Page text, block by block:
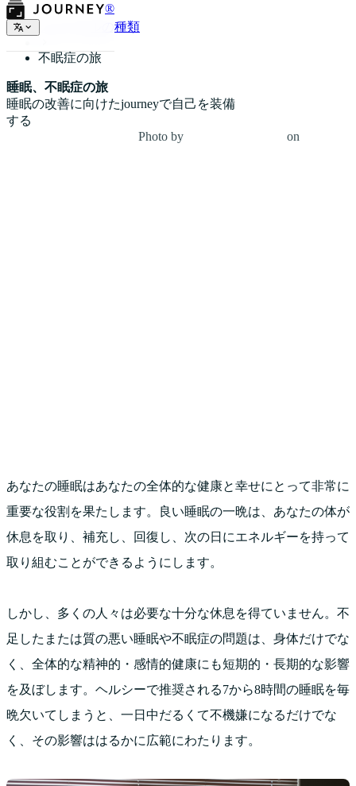
®
ジャーナルの種類
不眠症の旅
睡眠、不眠症の旅
睡眠の改善に向けたjourneyで自己を装備
する
Photo by
on
あなたの睡眠はあなたの全体的な健康と幸せにとって非常に
重要な役割を果たします。良い睡眠の一晩は、あなたの体が
休息を取り、補充し、回復し、次の日にエネルギーを持って
取り組むことができるようにします。
しかし、多くの人々は必要な十分な休息を得ていません。不
足したまたは質の悪い睡眠や不眠症の問題は、身体だけでな
く、全体的な精神的・感情的健康にも短期的・長期的な影響
を及ぼします。ヘルシーで推奨される7から8時間の睡眠を毎
晩欠いてしまうと、一日中だるくて不機嫌になるだけでな
く、その影響ははるかに広範にわたります。